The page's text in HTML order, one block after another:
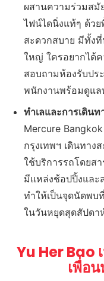
ผสานความร่วมสมั
ไฟน์ไดนิ่งแท้ๆ ด้ว
สะดวกสบาย มีทั้ง
ใหญ่ ใครอยากได้
สอบถามห้องรับปร
พนักงานพร้อมดูแล
ทำเลและการเดินท
Mercure
กรุงเทพฯ เดินทาง
ใช้บริการรถโดยส
มีแหล่งช้อปปิ้งและ
ทำให้เป็นจุดนัดพบ
ในวันหยุดสุดสัปดา
Yu Her Bao
เพื่อ